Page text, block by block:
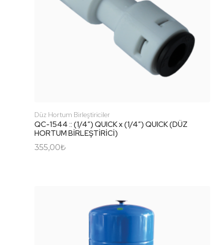
Düz Hortum Birleştiriciler
QC-1544 :: (1/4″) QUICK x (1/4″) QUICK (DÜZ
HORTUM BİRLEŞTİRİCİ)
355,00₺